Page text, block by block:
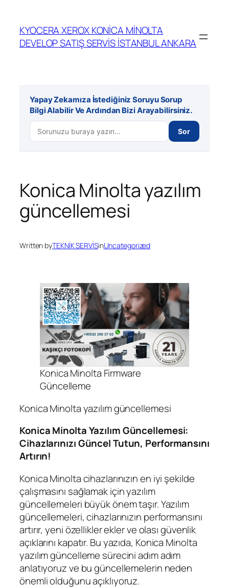
KYOCERA XEROX KONİCA MİNOLTA
DEVELOP SATIŞ SERVİS İSTANBUL ANKARA
Yapay Zekamıza İstediğiniz Soruyu Sorup
Bilgi Alabilir Ve Ardından Bizi Arayabilirsiniz.
Sor
Konica Minolta yazılım
güncellemesi
Written byTEKNİK SERVİSinUncategorized
Konica Minolta Firmware
Güncelleme
Konica Minolta yazılım güncellemesi
Konica Minolta Yazılım Güncellemesi:
Cihazlarınızı Güncel Tutun, Performansını
Artırın!
Konica Minolta cihazlarınızın en iyi şekilde
çalışmasını sağlamak için yazılım
güncellemeleri büyük önem taşır. Yazılım
güncellemeleri, cihazlarınızın performansını
artırır, yeni özellikler ekler ve olası güvenlik
açıklarını kapatır. Bu yazıda, Konica Minolta
yazılım güncelleme sürecini adım adım
anlatıyoruz ve bu güncellemelerin neden
önemli olduğunu açıklıyoruz.